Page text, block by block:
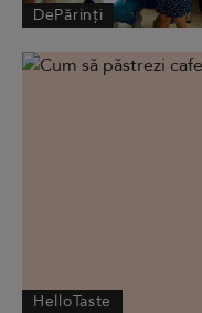
DePărinți
HelloTaste